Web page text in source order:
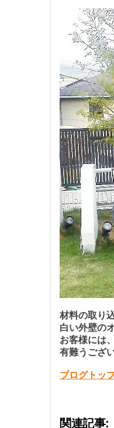
材料の取り
白い外壁の
お客様には
有難うござ
ブログトッ
関連記事: